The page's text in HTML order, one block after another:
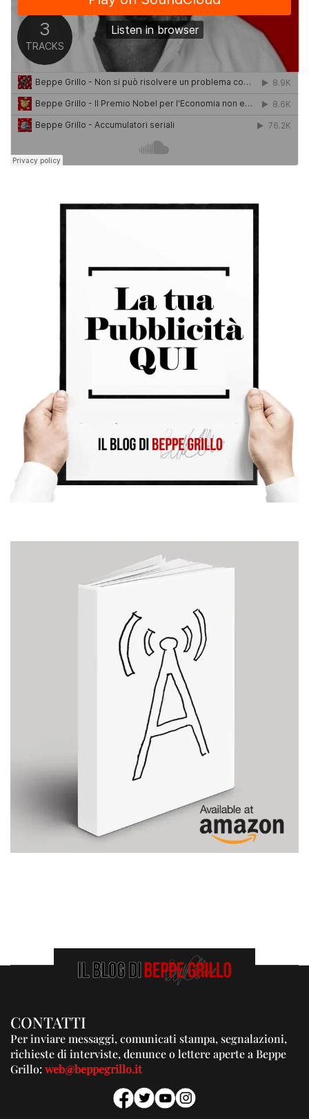
CONTATTI
Per inviare messaggi, comunicati stampa, segnalazioni,
richieste di interviste, denunce o lettere aperte a Beppe
Grillo:web@beppegrillo.it